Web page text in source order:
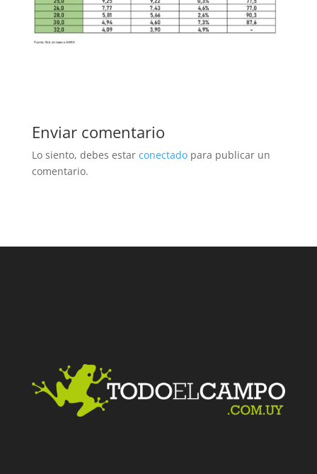
Enviar comentario
Lo siento, debes estar conectadopara publicar un
comentario.
Facebook